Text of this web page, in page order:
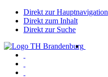
Direkt zur Hauptnavigation
Direkt zum Inhalt
Direkt zur Suche